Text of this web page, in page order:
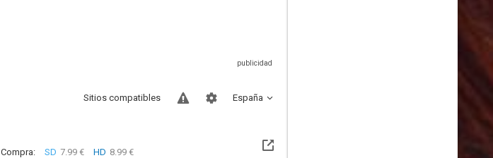
España
Sitios compatibles
Compra: SD 7.99 € HD 8.99 €